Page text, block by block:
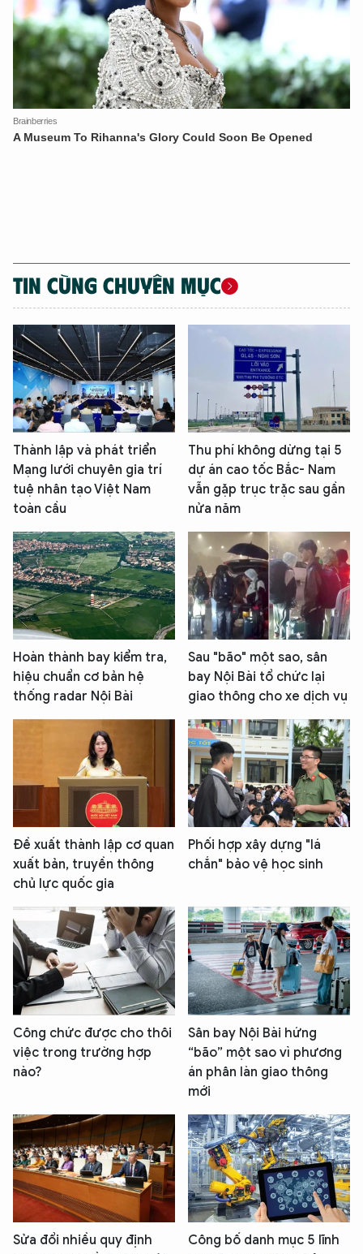
TIN CÙNG CHUYÊN MỤC
Thành lập và phát triển
Mạng lưới chuyên gia trí
tuệ nhân tạo Việt Nam
toàn cầu
Thu phí không dừng tại 5
dự án cao tốc Bắc- Nam
vẫn gặp trục trặc sau gần
nửa năm
Hoàn thành bay kiểm tra,
hiệu chuẩn cơ bản hệ
thống radar Nội Bài
Sau "bão" một sao, sân
bay Nội Bài tổ chức lại
giao thông cho xe dịch vụ
Đề xuất thành lập cơ quan
xuất bản, truyền thông
chủ lực quốc gia
Phối hợp xây dựng "lá
chắn" bảo vệ học sinh
Công chức được cho thôi
việc trong trường hợp
nào?
Sân bay Nội Bài hứng
“bão” một sao vì phương
án phân làn giao thông
mới
Sửa đổi nhiều quy định
Công bố danh mục 5 lĩnh
TÔI LÀ CHATBOT CỦA
Hãy hỏi tôi bất kỳ điều gì bạn cần biết về
An Ninh Thủ Đô nhé. Tôi sẵn sàng hỗ trợ!